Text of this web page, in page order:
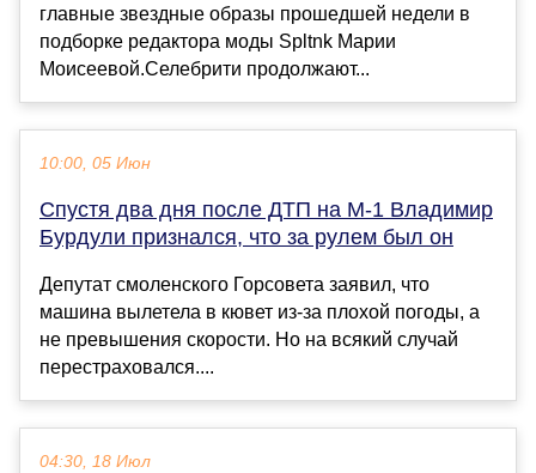
главные звездные образы прошедшей недели в
подборке редактора моды Spltnk Марии
Моисеевой.Селебрити продолжают...
10:00, 05 Июн
Спустя два дня после ДТП на М-1 Владимир
Бурдули признался, что за рулем был он
Депутат смоленского Горсовета заявил, что
машина вылетела в кювет из-за плохой погоды, а
не превышения скорости. Но на всякий случай
перестраховался....
04:30, 18 Июл